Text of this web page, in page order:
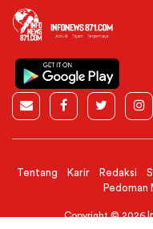
Tentang Karir Redaksi
Pedoman
Copyright © 2026